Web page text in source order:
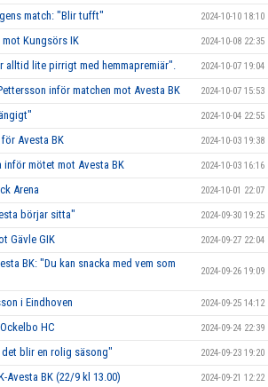
match: "Blir tufft" 2024-10-10 18:10
mot Kungsörs IK 2024-10-08 22:35
alltid lite pirrigt med hemmapremiär". 2024-10-07 19:04
inför matchen mot Avesta BK 2024-10-07 15:53
2024-10-04 22:55
Avesta BK 2024-10-03 19:38
inför mötet mot Avesta BK 2024-10-03 16:16
Arena 2024-10-01 22:07
börjar sitta" 2024-09-30 19:25
Gävle GIK 2024-09-27 22:04
BK: "Du kan snacka med vem som
2024-09-26 19:09
i Eindhoven 2024-09-25 14:12
HC 2024-09-24 22:39
blir en rolig säsong" 2024-09-23 19:20
Avesta BK (22/9 kl 13.00) 2024-09-21 12:22